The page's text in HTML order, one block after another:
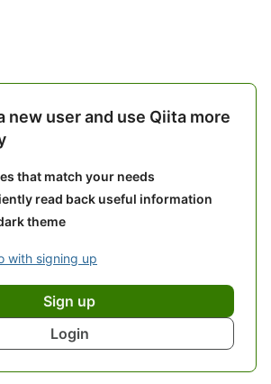
new user and use Qiita more
that match your needs
read back useful information
theme
with signing up
Sign up
Login